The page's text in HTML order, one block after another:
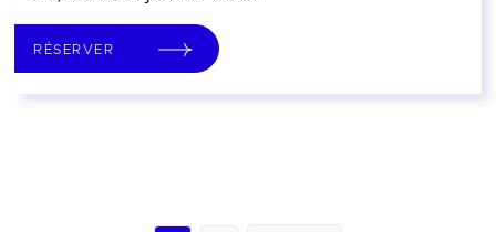
RÉSERVER